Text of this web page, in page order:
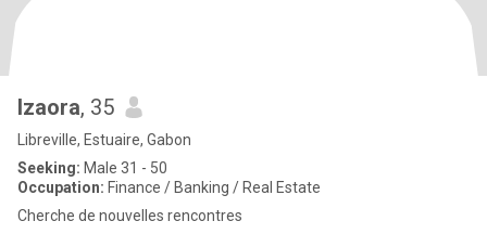
Izaora, 35
Libreville, Estuaire, Gabon
Seeking: Male 31 - 50
Occupation: Finance / Banking / Real Estate
Cherche de nouvelles rencontres